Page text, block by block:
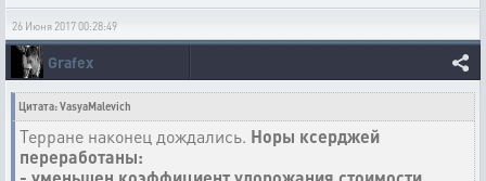
26 Июня 2017 00:28:49
Grafex
Цитата: VasyaMalevich
Терране наконец дождались. Норы ксерджей
переработаны: